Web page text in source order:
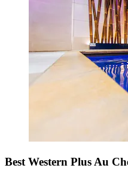
Best Western Plus Au